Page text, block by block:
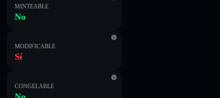
MINTEABLE
No
MODIFICABLE
Sí
CONGELABLE